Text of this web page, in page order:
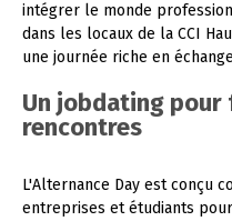
intégrer le monde
dans les locaux de la CCI
une journée riche en
Un jobdating
rencontres
L'Alternance Day est conçu
entreprises et étudiants